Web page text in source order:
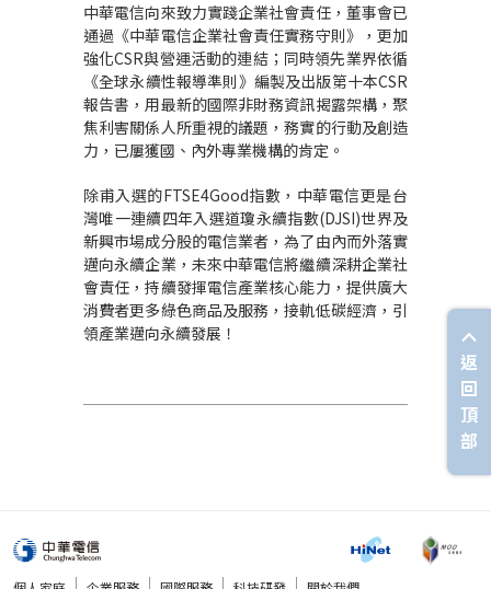
中華電信向來致力實踐企業社會責任，董事會已
通過《中華電信企業社會責任實務守則》，更加
強化CSR與營運活動的連結；同時領先業界依循
《全球永續性報導準則》編製及出版第十本CSR
報告書，用最新的國際非財務資訊揭露架構，聚
焦利害關係人所重視的議題，務實的行動及創造
力，已屢獲國、內外專業機構的肯定。
除甫入選的FTSE4Good指數，中華電信更是台
灣唯一連續四年入選道瓊永續指數(DJSI)世界及
新興市場成分股的電信業者，為了由內而外落實
邁向永續企業，未來中華電信將繼續深耕企業社
會責任，持續發揮電信產業核心能力，提供廣大
消費者更多綠色商品及服務，接軌低碳經濟，引
領產業邁向永續發展！
返
回
頂
部